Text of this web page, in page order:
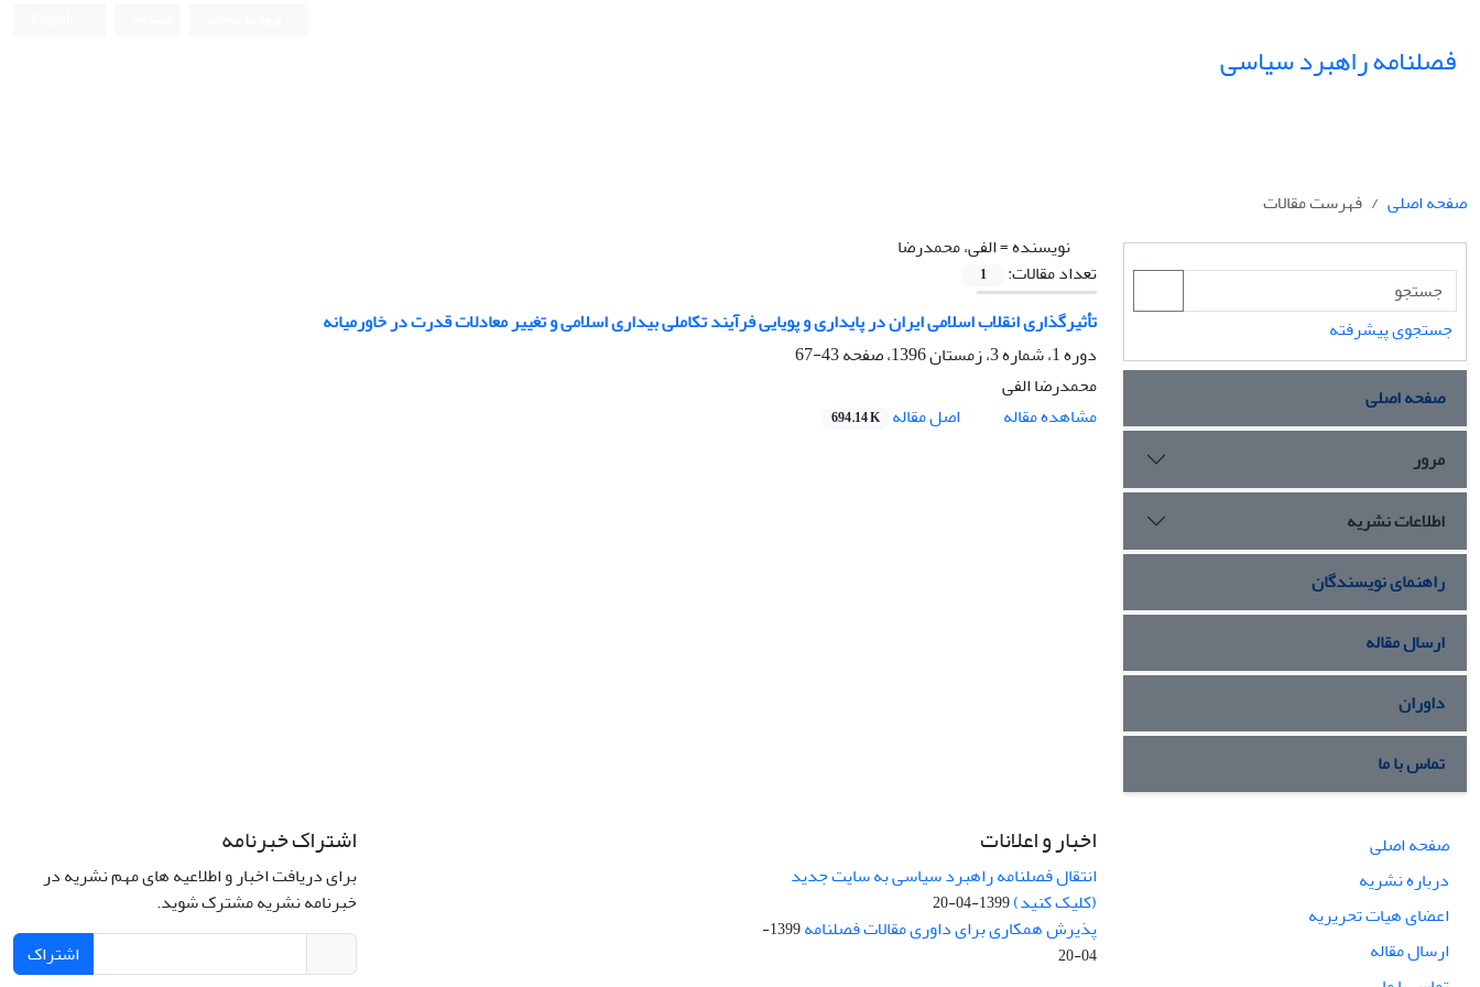
فصلنامه راهبرد سیاسی
صفحه اصلی
فهرست مقالات
نویسنده =الفی، محمدرضا
تعداد مقالات:
1
تأثیرگذاری انقلاب اسلامی ایران در پایداری و پویایی فرآیند تکاملی بیداری اسلامی و تغییر معادلات قدرت در خاورمیانه
دوره 1، شماره 3، زمستان 1396، صفحه
43-67
محمدرضا الفی
مشاهده مقاله
اصل مقاله 694.14 K
جستجوی پیشرفته
صفحه اصلی
مرور
اطلاعات نشریه
راهنمای نویسندگان
ارسال مقاله
داوران
تماس با ما
صفحه اصلی
درباره نشریه
اعضای هیات تحریریه
ارسال مقاله
اخبار و اعلانات
انتقال فصلنامه راهبرد سیاسی به سایت جدید
(کلیک کنید)1399-04-20
پذیرش همکاری برای داوری مقالات فصلنامه
1399-
04-20
اشتراک خبرنامه
برای دریافت اخبار و اطلاعیه های مهم نشریه در
خبرنامه نشریه مشترک شوید.
اشتراک